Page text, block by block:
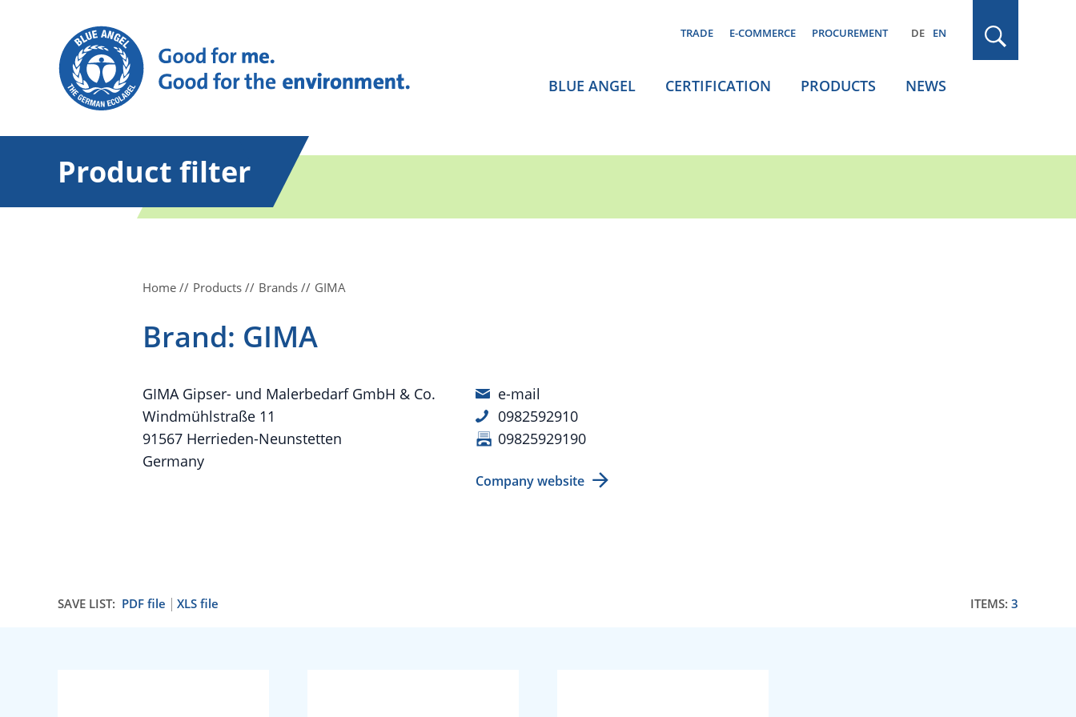
TRADE E-COMMERCE PROCUREMENT DE EN
BLUE ANGEL CERTIFICATION PRODUCTS NEWS
Product filter
Home Products Brands GIMA
Brand: GIMA
GIMA Gipser- und Malerbedarf GmbH & Co.
Windmühlstraße 11
91567 Herrieden-Neunstetten
Germany
e-mail
0982592910
09825929190
Company website
SAVE LIST: PDF file XLS file ITEMS: 3